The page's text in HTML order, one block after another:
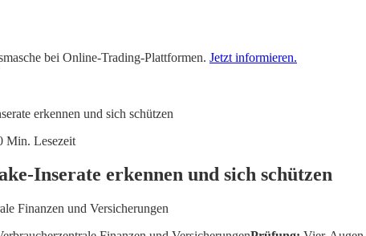
bei Online-Trading-Plattformen. Jetzt informieren.
erkennen und sich schützen
Min. Lesezeit
Inserate erkennen und sich schützen
Finanzen und Versicherungen